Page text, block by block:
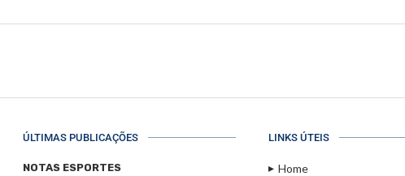
ÚLTIMAS PUBLICAÇÕES
NOTAS ESPORTES
LINKS ÚTEIS
Home